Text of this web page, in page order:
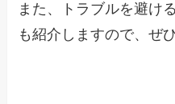
また、トラブルを避け
も紹介しますので、ぜ